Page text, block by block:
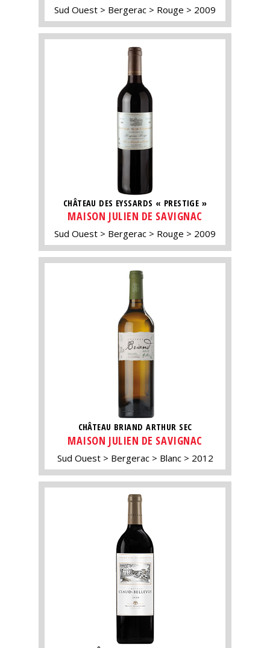
Sud Ouest Bergerac Rouge 2009
CHÂTEAU DES EYSSARDS « PRESTIGE »
MAISON JULIEN DE SAVIGNAC
Sud Ouest Bergerac Rouge 2009
CHÂTEAU BRIAND ARTHUR SEC
MAISON JULIEN DE SAVIGNAC
Sud Ouest Bergerac Blanc 2012